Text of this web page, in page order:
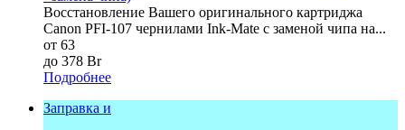
Восстановление Вашего оригинального картриджа
Canon PFI-107 чернилами Ink-Mate с заменой чипа на...
от 63
до 378 Br
Подробнее
Заправка и